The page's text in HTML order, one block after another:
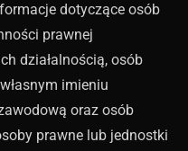
dotyczące osób
prawnej
działalnością, osób
imieniu
oraz osób
prawne lub jednostki